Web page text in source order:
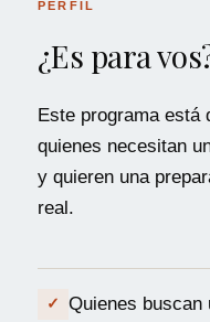
PERFIL
¿Es para
Este programa está
quienes necesitan
y quieren una
real.
✓
Quienes